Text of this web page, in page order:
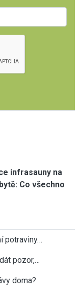
infrasauny na
Co všechno
potraviny…
pozor,…
doma?